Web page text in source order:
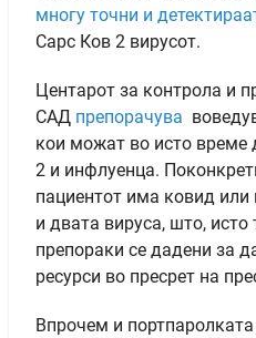
многу точни и
Сарс Ков 2 вирусот.
Центарот за контрола и
САД препорачува
кои можат во исто време
2 и инфлуенца.
пациентот има ковид
и двата вируса, што,
препораки се дадени за
ресурси во пресрет на
Впрочем и